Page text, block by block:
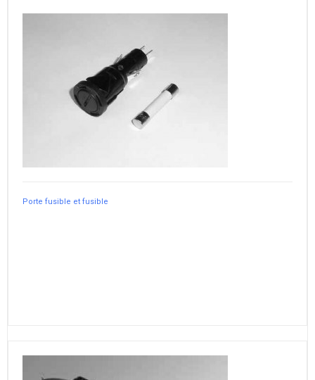
Porte fusible et fusible